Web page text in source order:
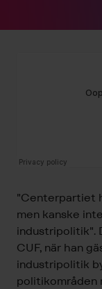
"Centerpartiet
men kanske
industripolitik".
CUF, när han
industripolitik
politikområden